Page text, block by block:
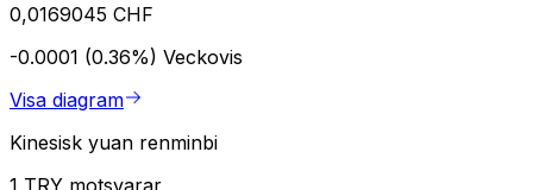
0,0169045 CHF
-0.0001 (0.36%) Veckovis
Visa diagram
Kinesisk yuan renminbi
1 TRY motsvarar